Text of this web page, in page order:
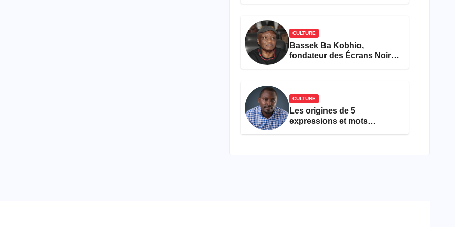
CULTURE
Bassek Ba Kobhio,
fondateur des Écrans Noirs,
CULTURE
Les origines de 5
expressions et mots